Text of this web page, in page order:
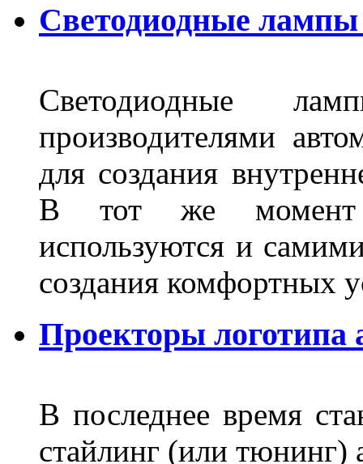
Светодиодные
Светодиодные
производителями
для создания
В тот же момент
используются и
создания комфортных
Проекторы логотипа
В последнее время
стайлинг (или тюнинг)